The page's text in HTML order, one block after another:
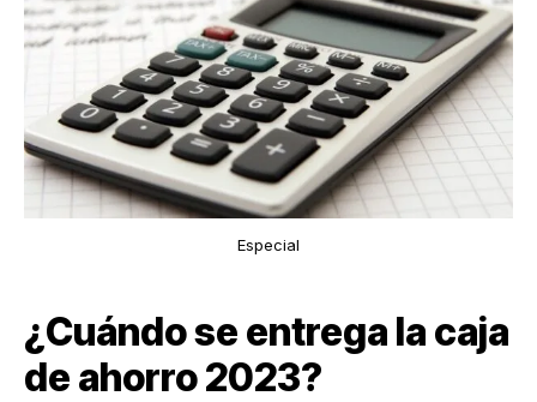
Especial
¿Cuándo se entrega la caja
de ahorro 2023?